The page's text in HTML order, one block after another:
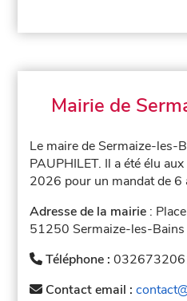
Mairie de
Le maire de Sermaize-les-
PAUPHILET. Il a été élu
2026 pour un mandat de 6
Adresse de la mairie :
51250 Sermaize-les-Bains
Téléphone :
Contact email :